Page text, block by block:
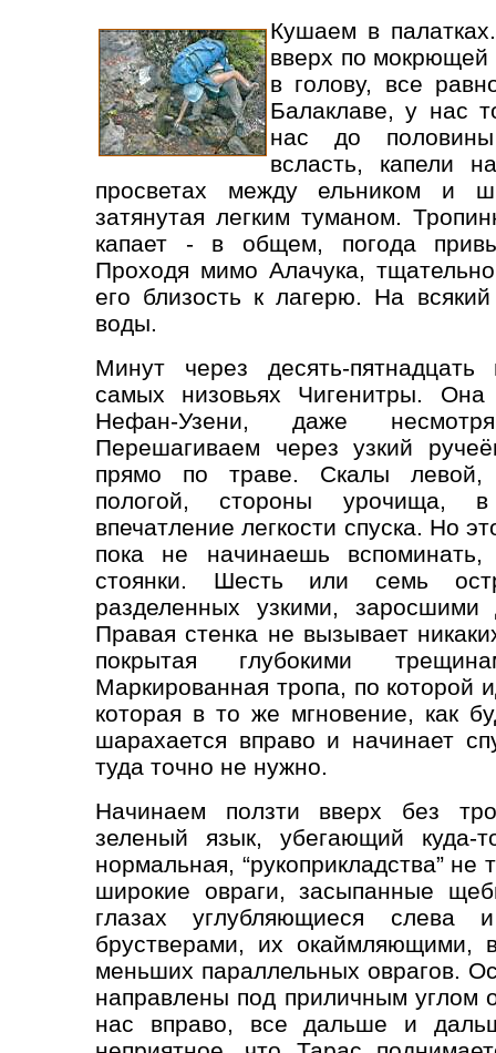
Кушаем в
вверх по мокрющей
в голову, все
Балаклаве, у нас
нас до половины
всласть, капели
просветах между ельником и
затянутая легким туманом.
капает - в общем, погода
Проходя мимо Алачука,
его близость к лагерю. На
воды.
Минут через десять-
самых низовьях Чигенитры. Она
Нефан-Узени, даже
Перешагиваем через узкий
прямо по траве. Скалы левой,
пологой, стороны урочища,
впечатление легкости спуска. Но
пока не начинаешь
стоянки. Шесть или семь
разделенных узкими,
Правая стенка не вызывает
покрытая глубокими
Маркированная тропа, по которой
которая в то же мгновение, как
шарахается вправо и начинает
туда точно не нужно.
Начинаем ползти вверх без
зеленый язык, убегающий куда-
нормальная, “рукоприкладства”
широкие овраги, засыпанные
глазах углубляющиеся слева
брустверами, их окаймляющими,
меньших параллельных оврагов.
направлены под приличным углом
нас вправо, все дальше и